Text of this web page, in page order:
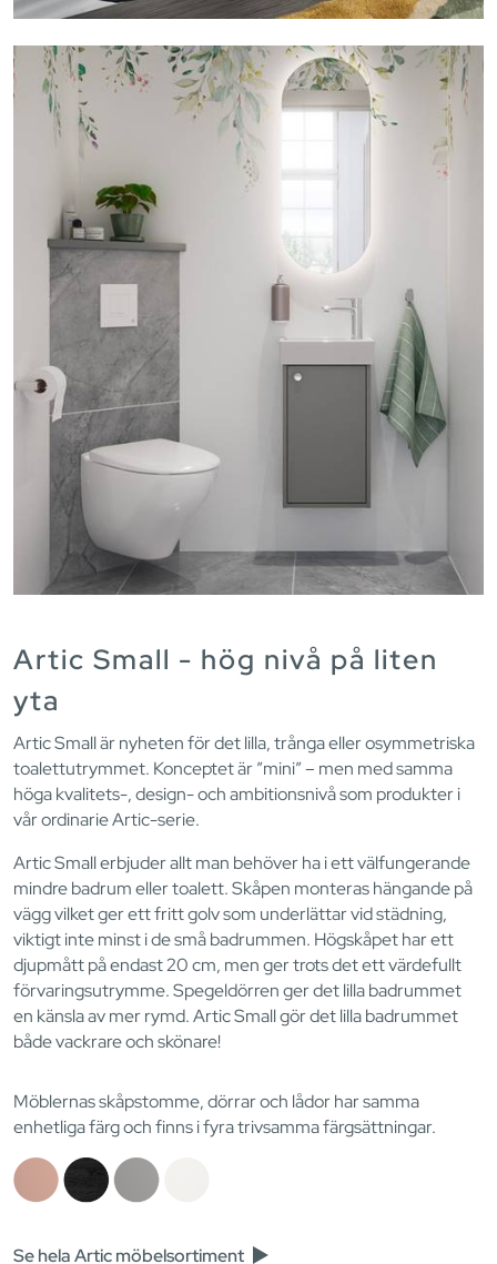
Artic Small - hög nivå på liten
yta
Artic Small är nyheten för det lilla, trånga eller osymmetriska
toalettutrymmet. Konceptet är ”mini” – men med samma
höga kvalitets-, design- och ambitionsnivå som produkter i
vår ordinarie Artic-serie.
Artic Small erbjuder allt man behöver ha i ett välfungerande
mindre badrum eller toalett. Skåpen monteras hängande på
vägg vilket ger ett fritt golv som underlättar vid städning,
viktigt inte minst i de små badrummen. Högskåpet har ett
djupmått på endast 20 cm, men ger trots det ett värdefullt
förvaringsutrymme. Spegeldörren ger det lilla badrummet
en känsla av mer rymd. Artic Small gör det lilla badrummet
både vackrare och skönare!
Möblernas skåpstomme, dörrar och lådor har samma
enhetliga färg och finns i fyra trivsamma färgsättningar.
Se hela Artic möbelsortiment